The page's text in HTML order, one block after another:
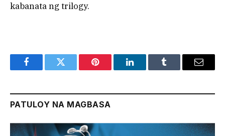
kabanata ng trilogy.
FacebookTwitter Pinterest LinkedInTumblr Email
PATULOY NA MAGBASA